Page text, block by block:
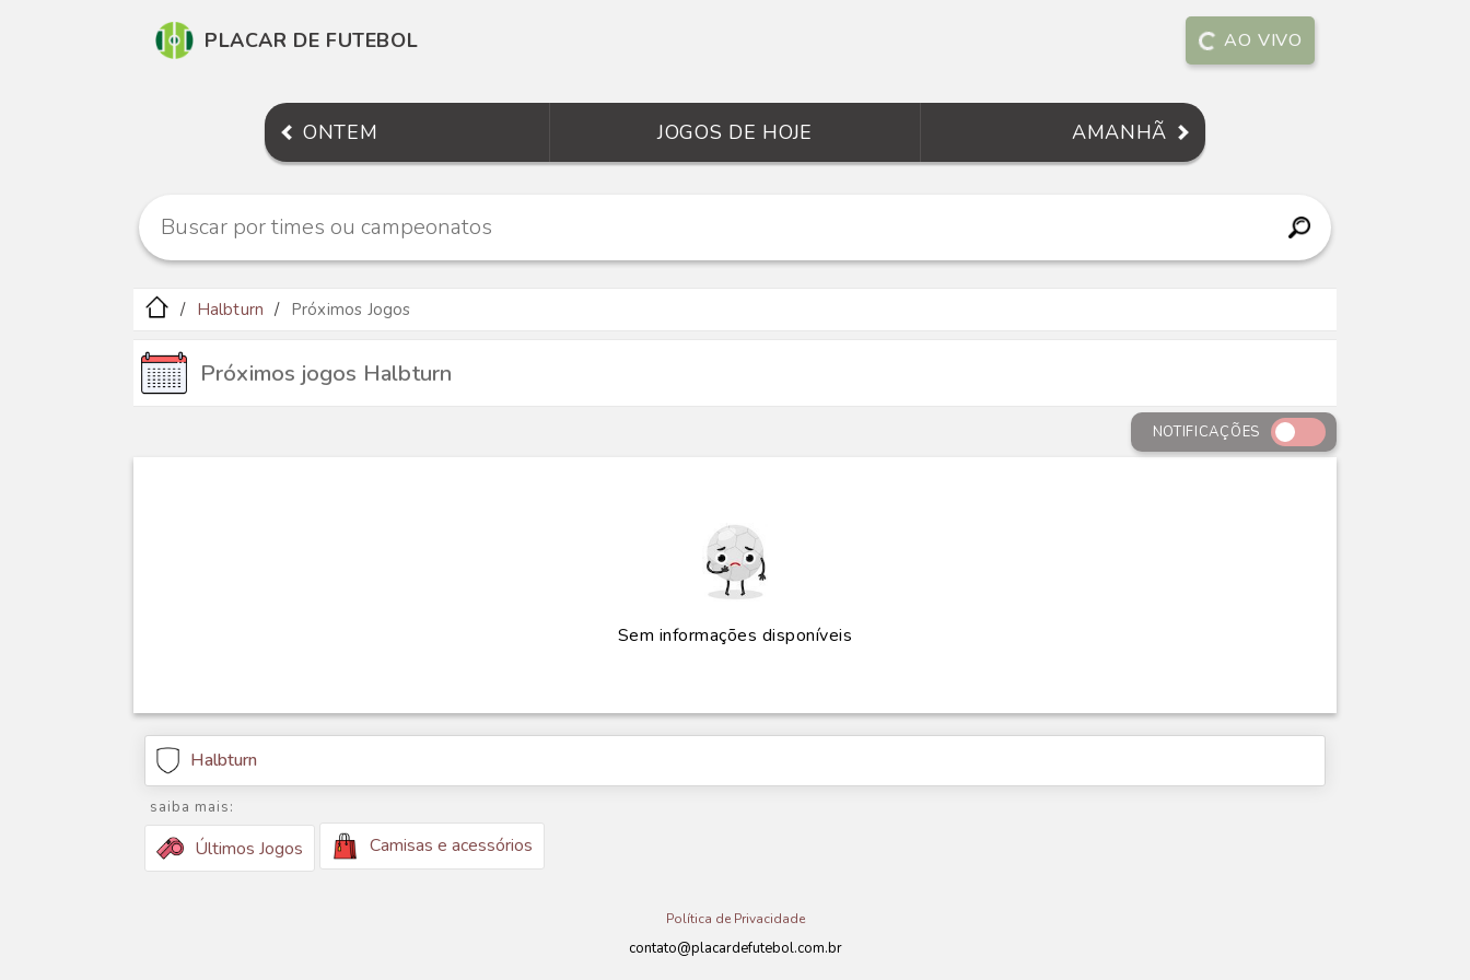
PLACAR DE FUTEBOL AO VIVO
ONTEM JOGOS DE HOJE AMANHÃ
Halbturn Próximos Jogos
Próximos jogos Halbturn
NOTIFICAÇÕES
Sem informações disponíveis
Halbturn
saiba mais:
Últimos Jogos Camisas e acessórios
Política de Privacidade
contato@placardefutebol.com.br